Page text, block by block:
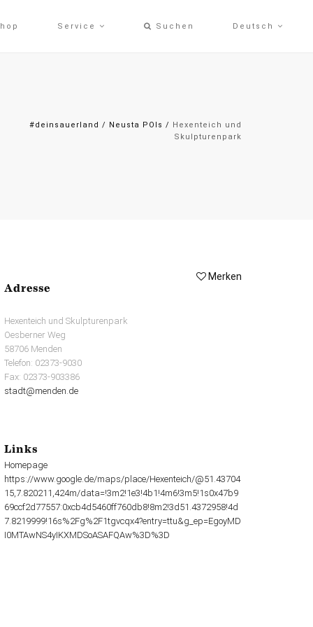
Service Suchen Deutsch
#deinsauerland / Neusta POIs / Hexenteich und
Skulpturenpark
Merken
Adresse
Hexenteich und Skulpturenpark
Oesberner Weg
58706 Menden
Telefon: 02373-9030
Fax: 02373-903386
stadt@menden.de
Links
Homepage
https://www.google.de/maps/place/Hexenteich/@51.43704
15,7.820211,424m/data=!3m2!1e3!4b1!4m6!3m5!1s0x47b9
69ccf2d77557:0xcb4d5460ff760db8!8m2!3d51.4372958!4d
7.8219999!16s%2Fg%2F1tgvcqx4?entry=ttu&g_ep=EgoyMD
I0MTAwNS4yIKXMDSoASAFQAw%3D%3D